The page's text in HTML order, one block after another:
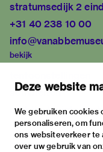
Deze website
We gebruiken
personaliseren, om
ons websiteverkeer te
over uw gebruik van
stratumsedijk 2
+31 40 238 10 00
bekijk
activiteiten
praktische
over
het museum